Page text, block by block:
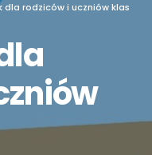
dla rodziców i uczniów klas